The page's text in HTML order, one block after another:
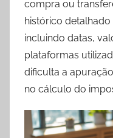
compra ou
histórico
incluindo datas,
plataformas
dificulta a
no cálculo do